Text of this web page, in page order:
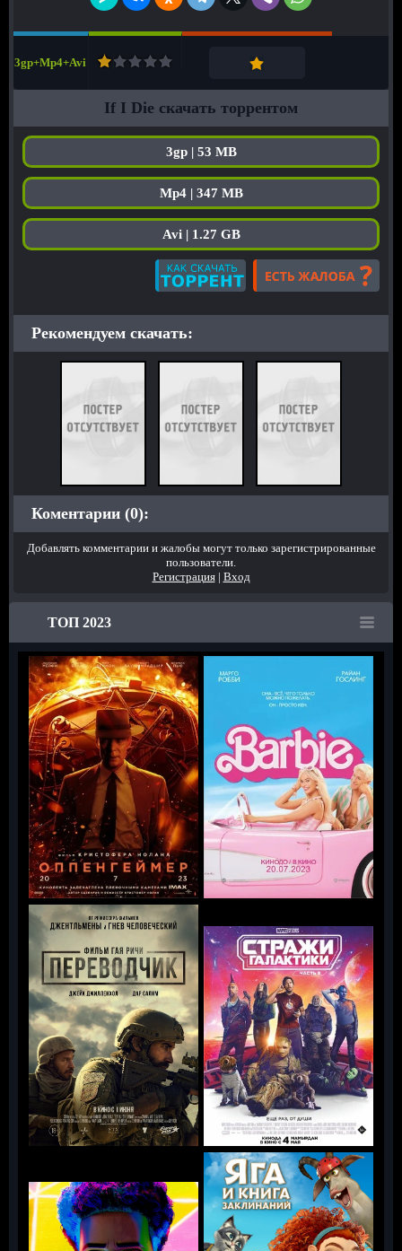
3gp+Mp4+Avi
If I Die скачать торрентом
3gp | 53 MB
Mp4 | 347 MB
Avi | 1.27 GB
Рекомендуем скачать:
Коментарии (0):
Добавлять комментарии и жалобы могут только зарегистрированные
пользователи.
Регистрация| Вход
ТОП 2023